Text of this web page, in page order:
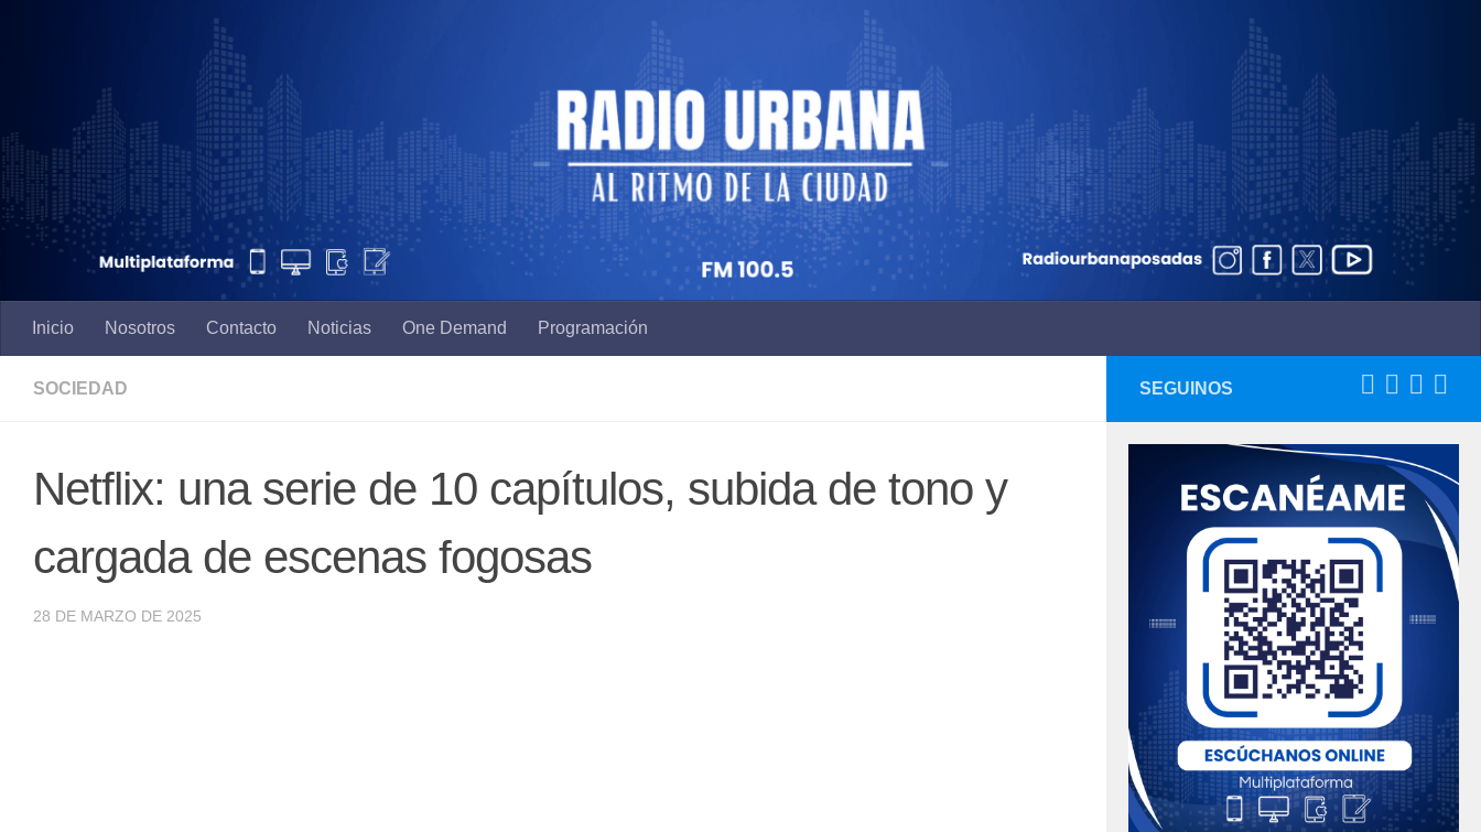
Inicio Nosotros Contacto Noticias One Demand Programación
SOCIEDAD
Netflix: una serie de 10 capítulos, subida de tono y
cargada de escenas fogosas
28 DE MARZO DE 2025
SEGUINOS